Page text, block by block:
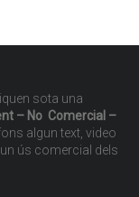
sota una
– No Comercial –
algun text, video
ús comercial dels